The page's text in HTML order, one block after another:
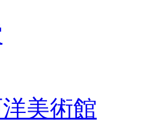
美術館